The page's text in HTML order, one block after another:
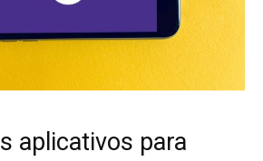
aplicativos para